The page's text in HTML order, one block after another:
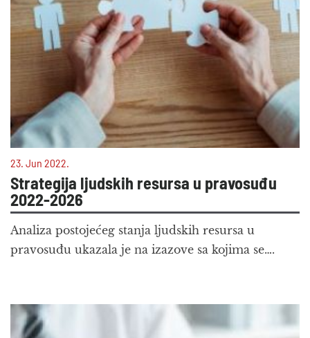
23. Jun 2022.
Strategija ljudskih resursa u pravosuđu
2022-2026
Analiza postojećeg stanja ljudskih resursa u
pravosuđu ukazala je na izazove sa kojima se….